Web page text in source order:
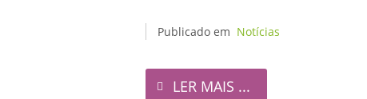
Publicado em Notícias
LER MAIS ...